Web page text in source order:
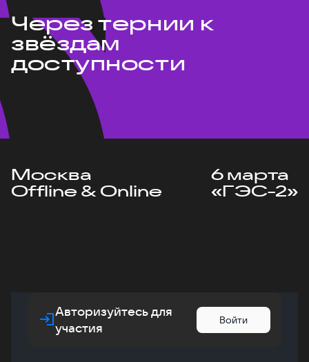
Через тернии к
звёздам
доступности
Москва
Offline & Online
6 марта
«ГЭС-2»
Авторизуйтесь для
участия
Войти